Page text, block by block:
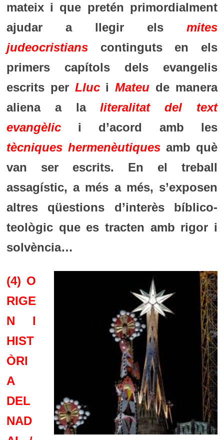
mateix i que pretén primordialment
ajudar a llegir elsmites
judeocristianscontinguts en els
primers capítols dels evangelis
escrits per LluciMateu de manera
aliena a laliteralitat del text
evangèlici d’acord amb les
tècniques hermenèutiques amb què
van ser escrits. En el treball
assagístic, a més a més, s’exposen
altres qüestions d’interès bíblico-
teològic que es tracten amb rigor i
solvència…
(4) O
RIGE
N I
HIST
ÒRI
A
DEL
NAD